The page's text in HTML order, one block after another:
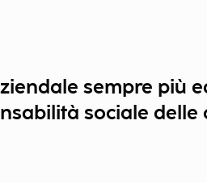
sempre più
sociale delle